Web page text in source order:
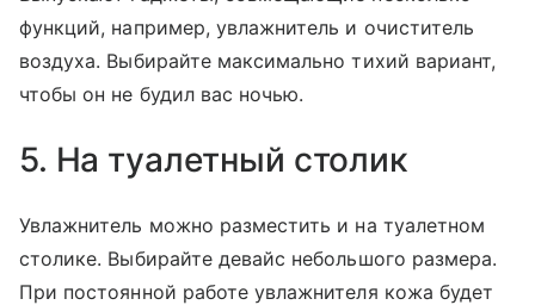
функций, например, увлажнитель и очиститель
воздуха. Выбирайте максимально тихий вариант,
чтобы он не будил вас ночью.
5. На туалетный столик
Увлажнитель можно разместить и на туалетном
столике. Выбирайте девайс небольшого размера.
При постоянной работе увлажнителя кожа будет